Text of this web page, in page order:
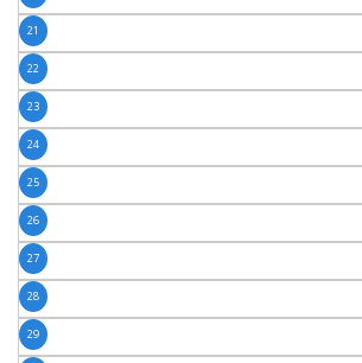
21
22
23
24
25
26
27
28
29